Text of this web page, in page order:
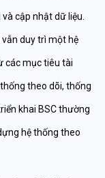
cập nhật dữ liệu.
vẫn duy trì một hệ
các mục tiêu tài
theo dõi, thống
khai BSC thường
hệ thống theo